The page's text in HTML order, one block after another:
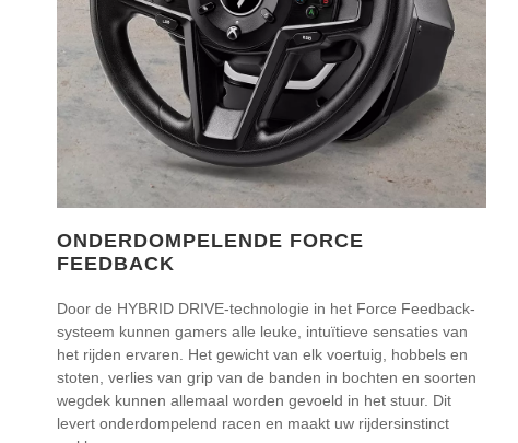
ONDERDOMPELENDE FORCE
FEEDBACK
Door de HYBRID DRIVE-technologie in het Force Feedback-
systeem kunnen gamers alle leuke, intuïtieve sensaties van
het rijden ervaren. Het gewicht van elk voertuig, hobbels en
stoten, verlies van grip van de banden in bochten en soorten
wegdek kunnen allemaal worden gevoeld in het stuur. Dit
levert onderdompelend racen en maakt uw rijdersinstinct